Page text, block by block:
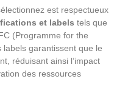
est respectueux
et labels tels que
(Programme for the
garantissent que le
réduisant ainsi l’impact
des ressources